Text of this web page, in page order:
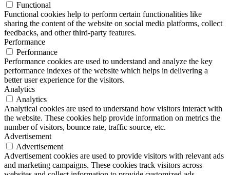
Functional
Functional cookies help to perform certain functionalities like
sharing the content of the website on social media platforms, collect
feedbacks, and other third-party features.
Performance
Performance
Performance cookies are used to understand and analyze the key
performance indexes of the website which helps in delivering a
better user experience for the visitors.
Analytics
Analytics
Analytical cookies are used to understand how visitors interact with
the website. These cookies help provide information on metrics the
number of visitors, bounce rate, traffic source, etc.
Advertisement
Advertisement
Advertisement cookies are used to provide visitors with relevant ads
and marketing campaigns. These cookies track visitors across